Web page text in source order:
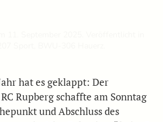
hat es geklappt: Der
Rupberg schaffte am Sonntag
und Abschluss des